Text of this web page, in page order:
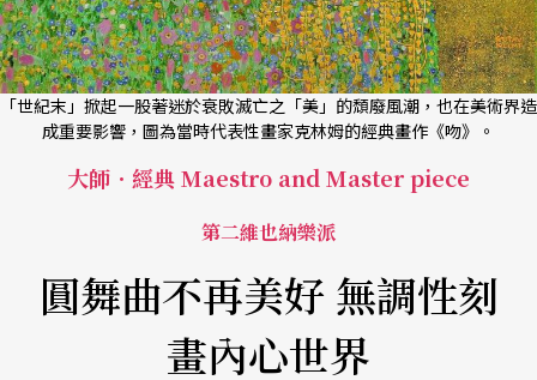
「世紀末」掀起一股著迷於衰敗滅亡之「美」的頹廢風潮，也在美術界造
成重要影響，圖為當時代表性畫家克林姆的經典畫作《吻》。
大師．經典 Maestro and Master piece
第二維也納樂派
圓舞曲不再美好 無調性刻
畫內心世界